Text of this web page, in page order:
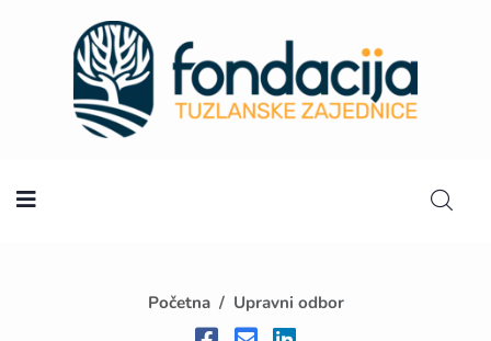
Početna
Početna Upravni odbor